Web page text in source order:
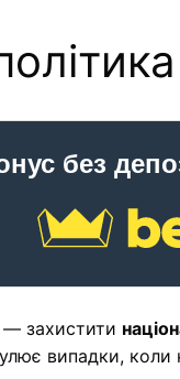
без
— захистити
випадки, коли